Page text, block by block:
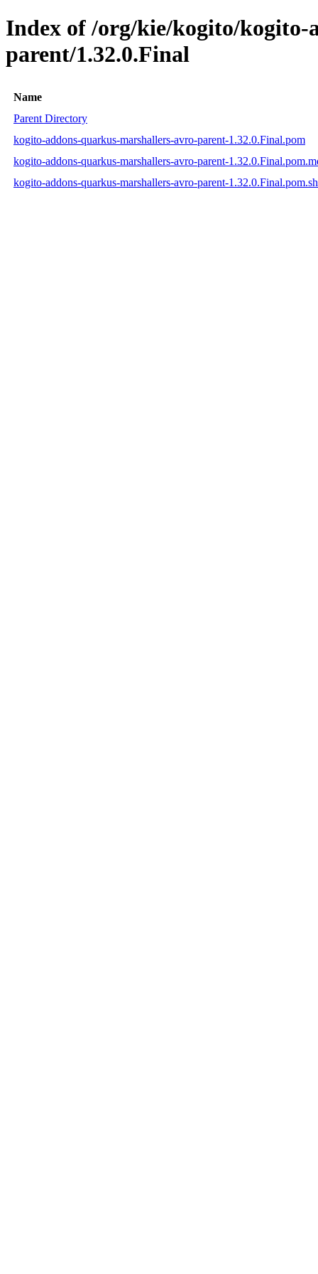
Index of /org/kie/kogito/kogito-
parent/1.32.0.Final
Name
Parent Directory
kogito-addons-quarkus-marshallers-avro-parent-1.32.0.Final.pom
kogito-addons-quarkus-marshallers-avro-parent-
kogito-addons-quarkus-marshallers-avro-parent-